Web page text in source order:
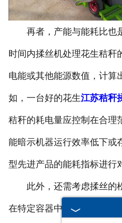
再者，产能与能耗比也
时间内揉丝机处理花生秸秆
电能或其他能源数值，计算
如，一台好的花生江苏秸秆
秸秆的耗电量应控制在合理
能暗示机器运行效率低下或
型先进产品的能耗指标进行
此外，还需考虑揉丝的
在特定容器中，测量其堆积